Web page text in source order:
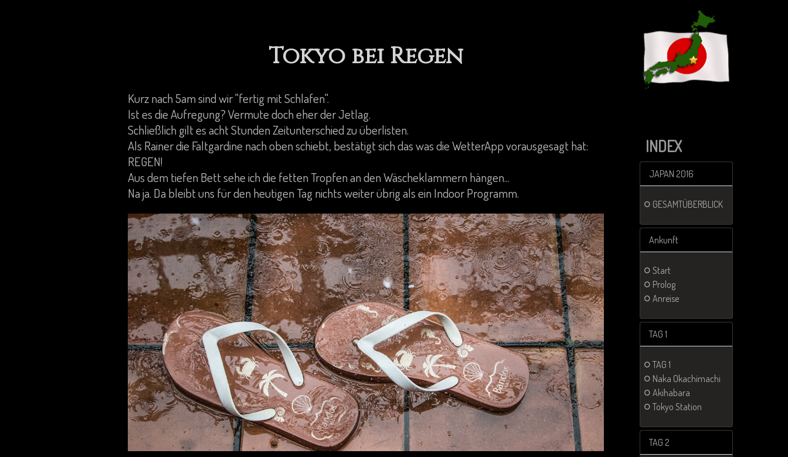
Tokyo bei Regen
Kurz nach 5am sind wir "fertig mit Schlafen".
Ist es die Aufregung? Vermute doch eher der Jetlag.
Schließlich gilt es acht Stunden Zeitunterschied zu überlisten.
Als Rainer die Faltgardine nach oben schiebt, bestätigt sich das was die WetterApp vorausgesagt hat:
REGEN!
Aus dem tiefen Bett sehe ich die fetten Tropfen an den Wäscheklammern hängen...
Na ja. Da bleibt uns für den heutigen Tag nichts weiter übrig als ein Indoor Programm.
INDEX
JAPAN 2016
GESAMTÜBERBLICK
Ankunft
Start
Prolog
Anreise
TAG 1
TAG 1
Naka Okachimachi
Akihabara
Tokyo Station
TAG 2